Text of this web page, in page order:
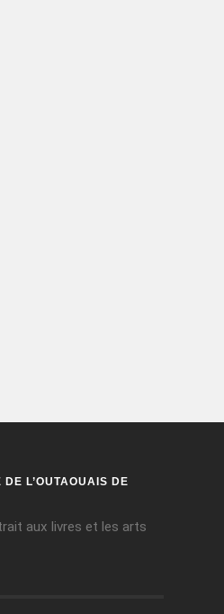
L’OUTAOUAIS DE
aux livres et les arts